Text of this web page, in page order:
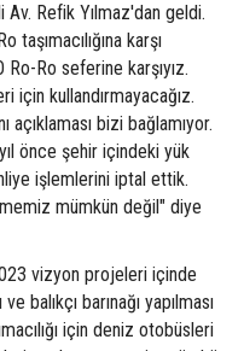
Refik Yılmaz'dan geldi.
taşımacılığına karşı
Ro-Ro seferine karşıyız.
için kullandırmayacağız.
açıklaması bizi bağlamıyor.
önce şehir içindeki yük
işlemlerini iptal ettik.
mümkün değil" diye
vizyon projeleri içinde
balıkçı barınağı yapılması
için deniz otobüsleri